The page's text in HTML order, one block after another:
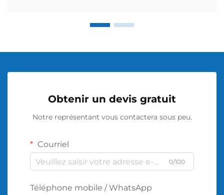
Obtenir un devis gratuit
Notre représentant vous contactera sous peu.
Courriel
0/100
Téléphone mobile / WhatsApp